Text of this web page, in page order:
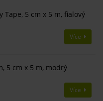
Tape, 5 cm x 5 m, fialový
Více
5 cm x 5 m, modrý
Více